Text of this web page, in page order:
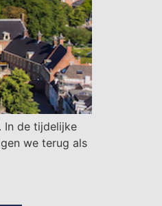
In de tijdelijke
we terug als